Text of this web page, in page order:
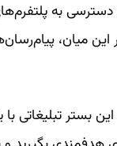
به
این میان،
بستر تبلیغاتی